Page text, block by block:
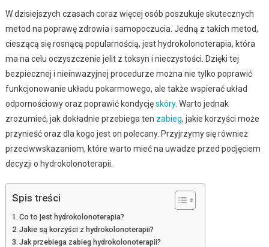
W dzisiejszych czasach coraz więcej osób poszukuje skutecznych
metod na poprawę zdrowia i samopoczucia. Jedną z takich metod,
cieszącą się rosnącą popularnością, jest hydrokolonoterapia, która
ma na celu oczyszczenie jelit z toksyn i nieczystości. Dzięki tej
bezpiecznej i nieinwazyjnej procedurze można nie tylko poprawić
funkcjonowanie układu pokarmowego, ale także wspierać układ
odpornościowy oraz poprawić kondycjęskóry. Warto jednak
zrozumieć, jak dokładnie przebiega ten zabieg, jakie korzyści może
przynieść oraz dla kogo jest on polecany. Przyjrzymy się również
przeciwwskazaniom, które warto mieć na uwadze przed podjęciem
decyzji o hydrokolonoterapii.
Spis treści
Co to jest hydrokolonoterapia?
Jakie są korzyści z hydrokolonoterapii?
Jak przebiega zabieg hydrokolonoterapii?